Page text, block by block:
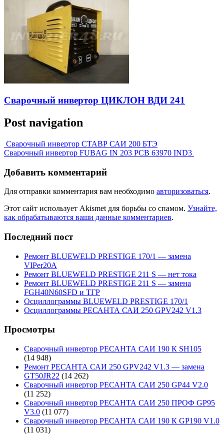
Сварочный инвертор ЦИКЛОН ВДИ 241
Post navigation
Сварочный инвертор СТАВР САИ 200 БТЭ
Сварочный инвертор FUBAG IN 203 PCB 63970 IND3
Добавить комментарий
Для отправки комментария вам необходимо авторизоваться.
Этот сайт использует Akismet для борьбы со спамом. Узнайте,
как обрабатываются ваши данные комментариев.
Последний пост
Ремонт BLUEWELD PRESTIGE 170/1 — замена
VIPer20A
Ремонт BLUEWELD PRESTIGE 211 S — нет тока
Ремонт BLUEWELD PRESTIGE 211 S — замена
FGH40N60SFD и ТГР
Осциллограммы BLUEWELD PRESTIGE 170/1
Осциллограммы РЕСАНТА САИ 250 GPV242 V1.3
Просмотры
Сварочный инвертор РЕСАНТА САИ 190 К SH105
(14 948)
Ремонт РЕСАНТА САИ 250 GPV242 V1.3 — замена
GT50JR22 (14 262)
Сварочный инвертор РЕСАНТА САИ 250 GP44 V2.0
(11 252)
Сварочный инвертор РЕСАНТА САИ 250 ПРОФ GP95
V3.0 (11 077)
Сварочный инвертор РЕСАНТА САИ 190 К GP190 V1.0
(11 031)